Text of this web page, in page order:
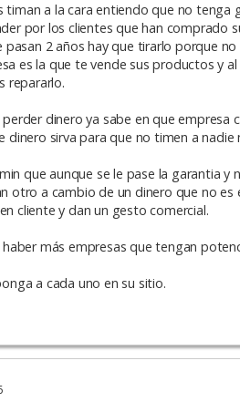
timan a la cara entiendo que no tenga
por los clientes que han comprado
pasan 2 años hay que tirarlo porque
es la que te vende sus productos y
repararlo.
dinero ya sabe en que empresa
dinero sirva para que no timen a nadie
que aunque se le pase la garantia y
otro a cambio de un dinero que no es
cliente y dan un gesto comercial.
haber más empresas que tengan
a cada uno en su sitio.